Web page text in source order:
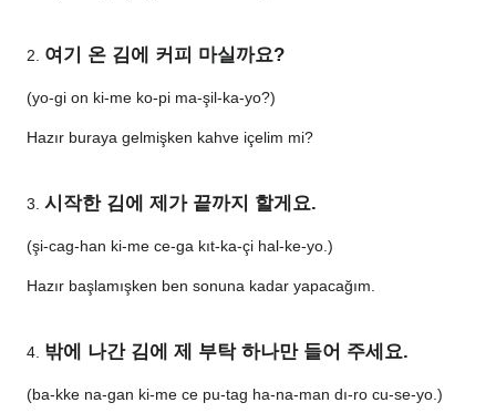
2. 여기 온 김에 커피 마실까요?
(yo-gi on ki-me ko-pi ma-şil-ka-yo?)
Hazır buraya gelmişken kahve içelim mi?
3. 시작한 김에 제가 끝까지 할게요.
(şi-cag-han ki-me ce-ga kıt-ka-çi hal-ke-yo.)
Hazır başlamışken ben sonuna kadar yapacağım.
4. 밖에 나간 김에 제 부탁 하나만 들어 주세요.
(ba-kke na-gan ki-me ce pu-tag ha-na-man dı-ro cu-se-yo.)